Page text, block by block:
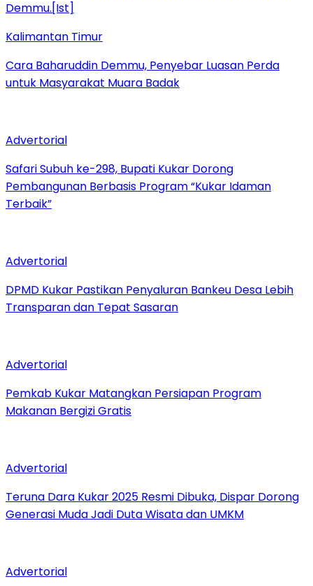
Kalimantan Timur
Cara Baharuddin Demmu, Penyebar Luasan Perda
untuk Masyarakat Muara Badak
Advertorial
Safari Subuh ke-298, Bupati Kukar Dorong
Pembangunan Berbasis Program “Kukar Idaman
Terbaik”
Advertorial
DPMD Kukar Pastikan Penyaluran Bankeu Desa Lebih
Transparan dan Tepat Sasaran
Advertorial
Pemkab Kukar Matangkan Persiapan Program
Makanan Bergizi Gratis
Advertorial
Teruna Dara Kukar 2025 Resmi Dibuka, Dispar Dorong
Generasi Muda Jadi Duta Wisata dan UMKM
Advertorial